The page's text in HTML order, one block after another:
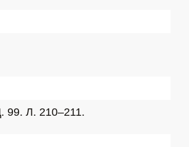
99. Л. 210–211.